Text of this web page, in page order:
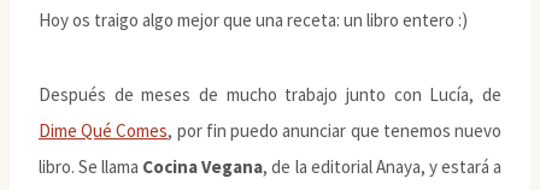
Hoy os traigo algo mejor que una receta: un libro entero :)
Después de meses de mucho trabajo junto con Lucía, de
Dime Qué Comes, por fin puedo anunciar que tenemos nuevo
libro. Se llama Cocina Vegana, de la editorial Anaya, y estará a